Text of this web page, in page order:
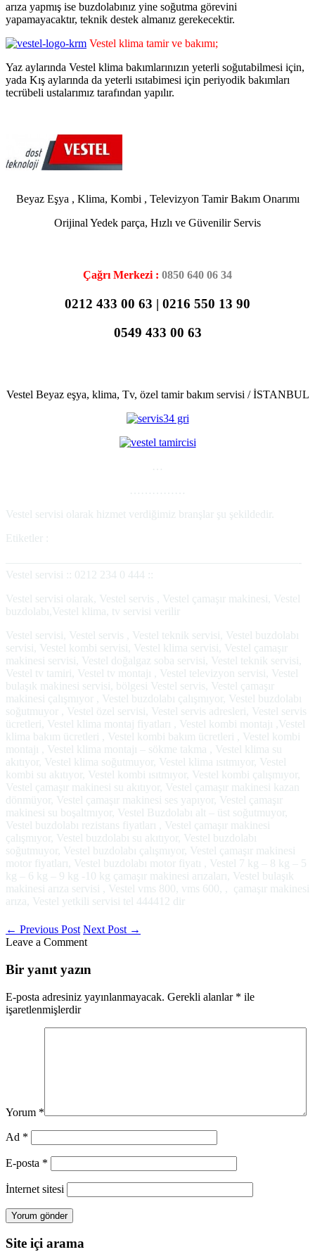
arıza yapmış ise buzdolabınız yine soğutma görevini
yapamayacaktır, teknik destek almanız gerekecektir.
Vestel klima tamir ve bakımı;
Yaz aylarında Vestel klima bakımlarınızın yeterli soğutabilmesi için,
yada Kış aylarında da yeterli ısıtabimesi için periyodik bakımları
tecrübeli ustalarımız tarafından yapılır.
Beyaz Eşya , Klima, Kombi , Televizyon Tamir Bakım Onarımı
Orijinal Yedek parça, Hızlı ve Güvenilir Servis
Çağrı Merkezi : 0850 640 06 34
0212 433 00 63 | 0216 550 13 90
0549 433 00 63
Vestel Beyaz eşya, klima, Tv, özel tamir bakım servisi / İSTANBUL
…
……………
Vestel servisi olarak hizmet verdiğimiz branşlar şu şekildedir.
Etiketler :
——————————————————————————-
Vestel servisi :: 0212 234 0 444 ::
Vestel servisi olarak, Vestel servis , Vestel çamaşır makinesi, Vestel
buzdolabı,Vestel klima, tv servisi verilir
Vestel servisi, Vestel servis , Vestel teknik servisi, Vestel buzdolabı
servisi, Vestel kombi servisi, Vestel klima servisi, Vestel çamaşır
makinesi servisi, Vestel doğalgaz soba servisi, Vestel teknik servisi,
Vestel tv tamiri, Vestel tv montajı , Vestel televizyon servisi, Vestel
bulaşık makinesi servisi, bölgesi Vestel servis, Vestel çamaşır
makinesi çalışmıyor , Vestel buzdolabı çalışmıyor, Vestel buzdolabı
soğutmuyor , Vestel özel servisi, Vestel servis adresleri, Vestel servis
ücretleri, Vestel klima montaj fiyatları , Vestel kombi montajı ,Vestel
klima bakım ücretleri , Vestel kombi bakım ücretleri , Vestel kombi
montajı , Vestel klima montajı – sökme takma , Vestel klima su
akıtıyor, Vestel klima soğutmuyor, Vestel klima ısıtmıyor, Vestel
kombi su akıtıyor, Vestel kombi ısıtmıyor, Vestel kombi çalışmıyor,
Vestel çamaşır makinesi su akıtıyor, Vestel çamaşır makinesi kazan
dönmüyor, Vestel çamaşır makinesi ses yapıyor, Vestel çamaşır
makinesi su boşaltmıyor, Vestel Buzdolabı alt – üst soğutmuyor,
Vestel buzdolabı rezistans fiyatları , Vestel çamaşır makinesi
çalışmıyor, Vestel buzdolabı su akıtıyor, Vestel buzdolabı
soğutmuyor, Vestel buzdolabı çalışmıyor, Vestel çamaşır makinesi
motor fiyatları, Vestel buzdolabı motor fiyatı , Vestel 7 kg – 8 kg – 5
kg – 6 kg – 9 kg -10 kg çamaşır makinesi arızaları, Vestel bulaşık
makinesi arıza servisi , Vestel vms 800, vms 600, , çamaşır makinesi
arıza, Vestel yetkili servisi tel 444412 dir
← Previous Post Next Post →
Leave a Comment
Bir yanıt yazın
E-posta adresiniz yayınlanmayacak. Gerekli alanlar * ile
işaretlenmişlerdir
Yorum *
Ad *
E-posta *
İnternet sitesi
Site içi arama